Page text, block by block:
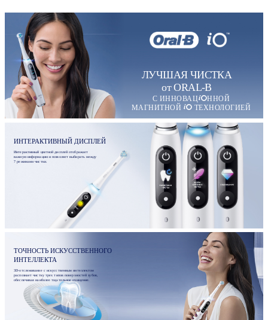
ЛУЧШАЯ ЧИСТКА
от ORAL-B
С ИННОВАЦ
ННОЙ
МАГНИТНОЙ
ТЕХНОЛОГИЕЙ
ИНТЕРАКТИВНЫЙ ДИСПЛЕЙ
Интерактивный цветной дисплей отображает
важную информацию и позволяет выбирать между
7 режимами чистки.
ТОЧНОСТЬ ИСКУССТВЕННОГО
ИНТЕЛЛЕКТА
3D-отслеживание с искусственным интеллектом
распознает чистку трех типов поверхностей зубов,
обеспечивая наиболее тщательное очищение.